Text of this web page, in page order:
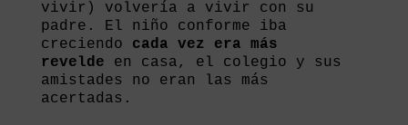
vivir) volvería a vivir con su
padre. El niño conforme iba
creciendo cada vez era más
revelde en casa, el colegio y sus
amistades no eran las más
acertadas.